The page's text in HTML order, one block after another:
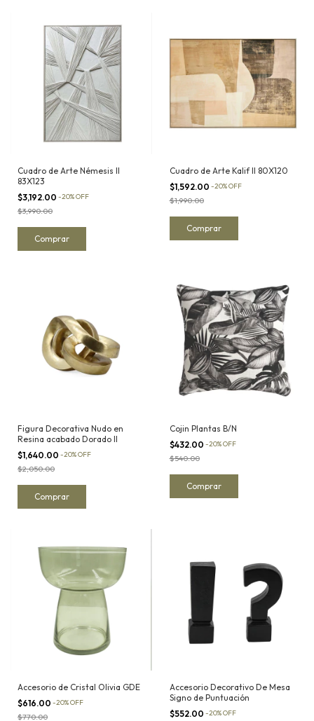
Cuadro de Arte Némesis II
83X123
$3,192.00 -20%OFF
$3,990.00
Cuadro de Arte Kalif II 80X120
$1,592.00 -20%OFF
$1,990.00
Figura Decorativa Nudo en
Resina acabado Dorado II
$1,640.00 -20%OFF
$2,050.00
Cojin Plantas B/N
$432.00 -20%OFF
$540.00
Accesorio de Cristal Olivia GDE
$616.00 -20%OFF
$770.00
Accesorio Decorativo De Mesa
Signo de Puntuación
$552.00 -20%OFF